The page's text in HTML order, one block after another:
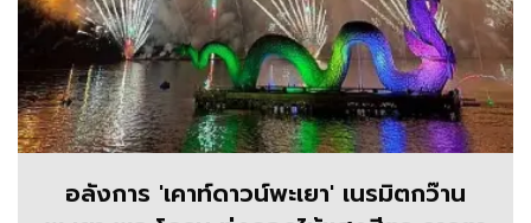
อลังการ 'เคาท์ดาวน์พะเยา' เนรมิตกว๊าน